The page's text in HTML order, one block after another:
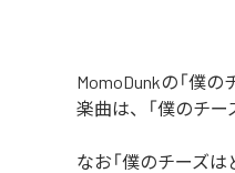
MomoDunkの「僕
楽曲は、「僕のチー
なお「僕のチーズは